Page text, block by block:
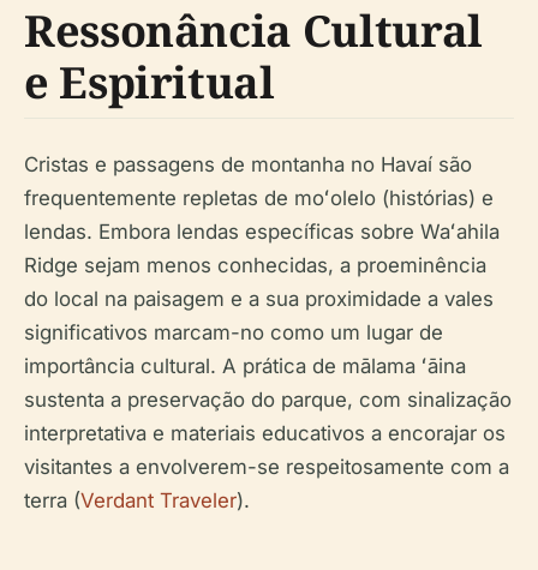
Ressonância Cultural
e Espiritual
Cristas e passagens de montanha no Havaí são
frequentemente repletas de moʻolelo (histórias) e
lendas. Embora lendas específicas sobre Waʻahila
Ridge sejam menos conhecidas, a proeminência
do local na paisagem e a sua proximidade a vales
significativos marcam-no como um lugar de
importância cultural. A prática de mālama ʻāina
sustenta a preservação do parque, com sinalização
interpretativa e materiais educativos a encorajar os
visitantes a envolverem-se respeitosamente com a
terra (Verdant Traveler).